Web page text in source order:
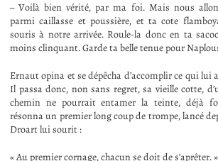
– Voilà bien vérité, par ma foi. Mais nous
parmi caillasse et poussière, et ta cote
souris à notre arrivée. Roule-la donc en ta
moins clinquant. Garde ta belle tenue pour
Ernaut opina et se dépêcha d’accomplir ce qui lui
Il passa donc, non sans regret, sa vieille cotte,
chemin ne pourrait entamer la teinte, déjà
résonna un premier long coup de trompe, lancé
Droart lui sourit :
« Au premier cornage, chacun se doit de s’aprêter. »